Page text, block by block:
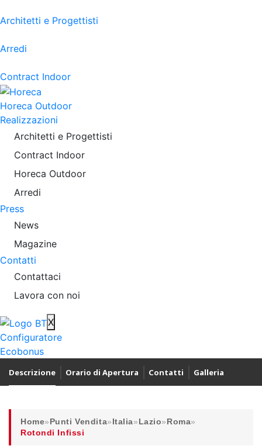
Architetti e Progettisti
Arredi
Contract Indoor
Horeca Outdoor
Realizzazioni
Architetti e Progettisti
Contract Indoor
Horeca Outdoor
Arredi
Press
News
Magazine
Contatti
Contattaci
Lavora con noi
X
Configuratore
Ecobonus
Descrizione Orario di Apertura Contatti Galleria
Home»Punti Vendita»Italia»Lazio»Roma»
Rotondi Infissi